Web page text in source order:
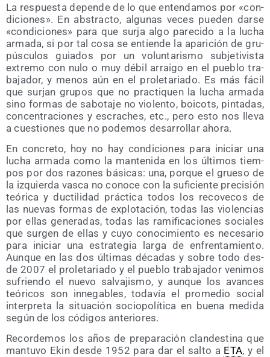
La res­pues­ta depen­de de lo que enten­da­mos por «con­
di­cio­nes». En abs­trac­to, algu­nas veces pue­den dar­se
«con­di­cio­nes» para que sur­ja algo pare­ci­do a la lucha
arma­da, si por tal cosa se entien­de la apa­ri­ción de gru­
púscu­los guia­dos por un volun­ta­ris­mo sub­je­ti­vis­ta
extre­mo con nulo o muy débil arrai­go en el pue­blo tra­
ba­ja­dor, y menos aún en el pro­le­ta­ria­do. Es más fácil
que sur­jan gru­pos que no prac­ti­quen la lucha arma­da
sino for­mas de sabo­ta­je no vio­len­to, boi­cots, pin­ta­das,
con­cen­tra­cio­nes y escra­ches, etc., pero esto nos lle­va
a cues­tio­nes que no pode­mos desa­rro­llar ahora.
En con­cre­to, hoy no hay con­di­cio­nes para ini­ciar una
lucha arma­da como la man­te­ni­da en los últi­mos tiem­
pos por dos razo­nes bási­cas: una, por­que el grue­so de
la izquier­da vas­ca no cono­ce con la sufi­cien­te pre­ci­sión
teó­ri­ca y duc­ti­li­dad prác­ti­ca todos los reco­ve­cos de
las nue­vas for­mas de explo­ta­ción, todas las vio­len­cias
por ellas gene­ra­das, todas las rami­fi­ca­cio­nes socia­les
que sur­gen de ellas y cuyo cono­ci­mien­to es nece­sa­rio
para ini­ciar una estra­te­gia lar­ga de enfren­ta­mien­to.
Aun­que en las dos últi­mas déca­das y sobre todo des­
de 2007 el pro­le­ta­ria­do y el pue­blo tra­ba­ja­dor veni­mos
sufrien­do el nue­vo sal­va­jis­mo, y aun­que los avan­ces
teó­ri­cos son inne­ga­bles, toda­vía el pro­me­dio social
inter­pre­ta la situa­ción socio­po­lí­ti­ca en bue­na medi­da
según de los códi­gos anteriores.
Recor­de­mos los años de pre­pa­ra­ción clan­des­ti­na que
man­tu­vo Ekin des­de 1952 para dar el sal­to a ETA, y el